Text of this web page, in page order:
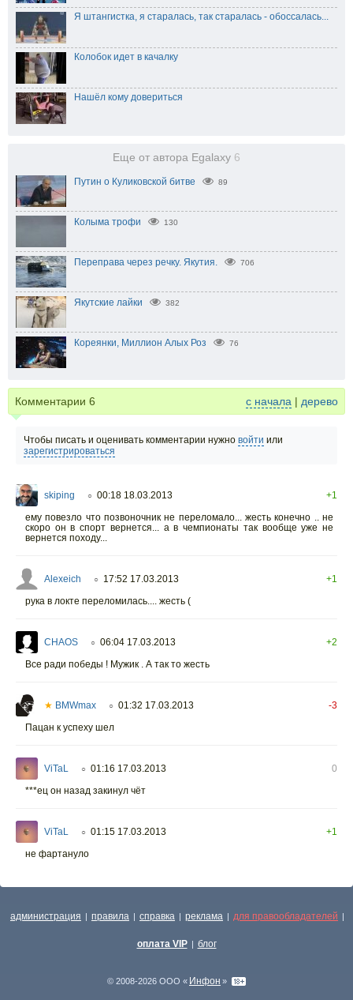
Я штангистка, я старалась, так старалась - обоссалась...
Колобок идет в качалку
Нашёл кому довериться
Еще от автора Egalaxy 6
Путин о Куликовской битве 89
Колыма трофи 130
Переправа через речку. Якутия. 706
Якутские лайки 382
Кореянки, Миллион Алых Роз 76
Комментарии 6 с начала | дерево
Чтобы писать и оценивать комментарии нужно войти или
зарегистрироваться
skiping ○ 00:18 18.03.2013
+1
ему повезло что позвоночник не переломало... жесть конечно .. не
скоро он в спорт вернется... а в чемпионаты так вообще уже не
вернется походу...
Alexeich ○ 17:52 17.03.2013
+1
рука в локте переломилась.... жесть (
CHAOS ○ 06:04 17.03.2013
+2
Все ради победы ! Мужик . А так то жесть
★ BMWmax ○ 01:32 17.03.2013
-3
Пацан к успеху шел
ViTaL ○ 01:16 17.03.2013
0
***ец он назад закинул чёт
ViTaL ○ 01:15 17.03.2013
+1
не фартануло
администрация | правила | справка | реклама | для правообладателей |
оплата VIP | блог
© 2008-2026 ООО « Инфон »